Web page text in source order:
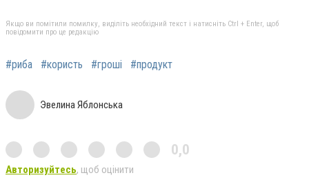
Якщо ви помітили помилку, виділіть необхідний текст і натисніть Ctrl + Enter, щоб
повідомити про це редакцію
#риба #користь #гроші #продукт
Эвелина Яблонська
0,0
Авторизуйтесь, щоб оцінити